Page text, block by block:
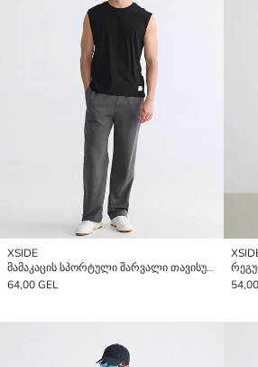
XSIDE
მამაკაცის სპორტული შარვალი თავისუფალი ტანზე
64,00 GEL